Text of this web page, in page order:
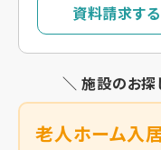
資料請求する
＼ 施設のお探
老人ホーム入